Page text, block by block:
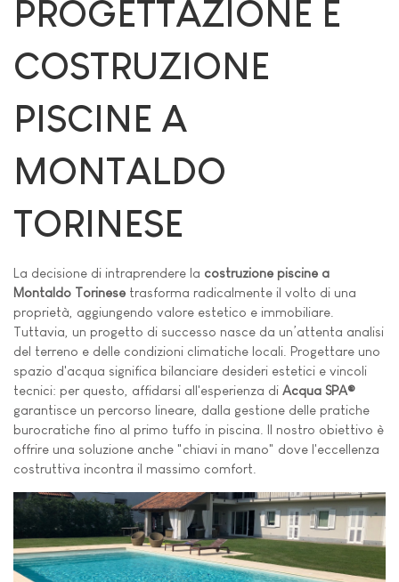
PROGETTAZIONE E
COSTRUZIONE
PISCINE A
MONTALDO
TORINESE
La decisione di intraprendere la costruzione piscine a
Montaldo Torinese trasforma radicalmente il volto di una
proprietà, aggiungendo valore estetico e immobiliare.
Tuttavia, un progetto di successo nasce da un’attenta analisi
del terreno e delle condizioni climatiche locali. Progettare uno
spazio d'acqua significa bilanciare desideri estetici e vincoli
tecnici: per questo, affidarsi all'esperienza di Acqua SPA®
garantisce un percorso lineare, dalla gestione delle pratiche
burocratiche fino al primo tuffo in piscina. Il nostro obiettivo è
offrire una soluzione anche "chiavi in mano" dove l'eccellenza
costruttiva incontra il massimo comfort.